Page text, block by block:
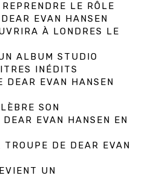
LE RÔLE
EVAN HANSEN
À LONDRES LE
ALBUM STUDIO
INÉDITS
DEAR EVAN HANSEN
SON
EVAN HANSEN EN
DE DEAR EVAN
UN